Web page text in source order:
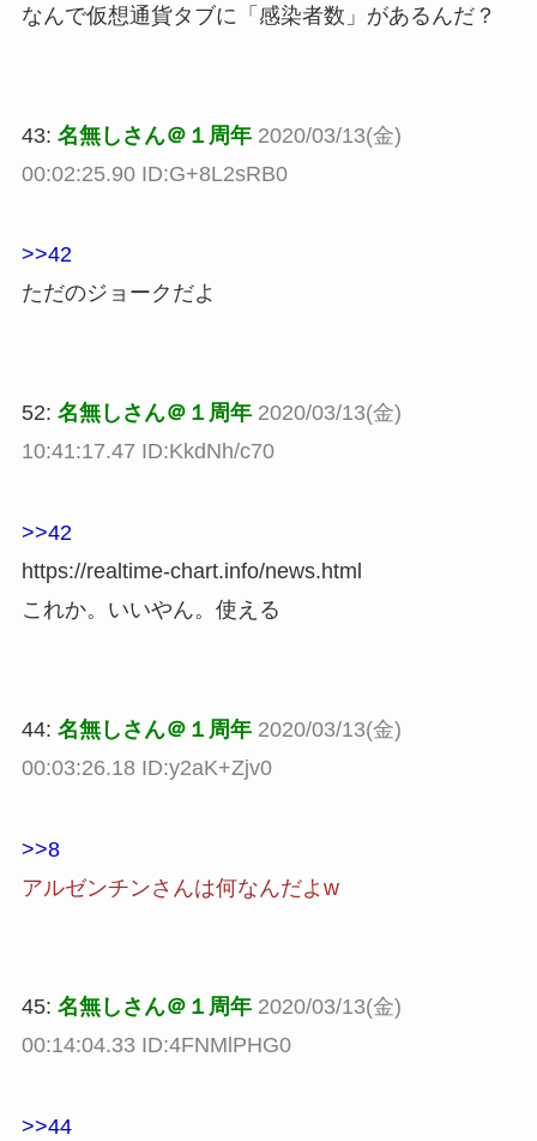
なんで仮想通貨タブに「感染者数」があるんだ？
43: 名無しさん＠１周年 2020/03/13(金)
00:02:25.90 ID:G+8L2sRB0
>>42
ただのジョークだよ
52: 名無しさん＠１周年 2020/03/13(金)
10:41:17.47 ID:KkdNh/c70
>>42
https://realtime-chart.info/news.html
これか。いいやん。使える
44: 名無しさん＠１周年 2020/03/13(金)
00:03:26.18 ID:y2aK+Zjv0
>>8
アルゼンチンさんは何なんだよw
45: 名無しさん＠１周年 2020/03/13(金)
00:14:04.33 ID:4FNMlPHG0
>>44